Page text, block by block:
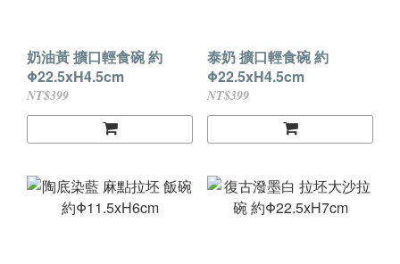
奶油黃 擴口輕食碗 約
Φ22.5xH4.5cm
NT$399
泰奶 擴口輕食碗 約
Φ22.5xH4.5cm
NT$399